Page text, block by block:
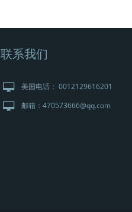
联系我们
美国电话： 0012129616201
邮箱：470573666@qq.com